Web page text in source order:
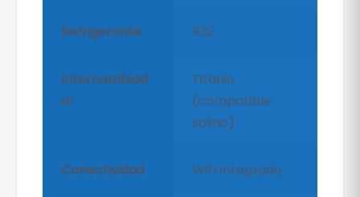
Refrigerante R32
Intercambiad
or
Titanio
(compatible
salino)
Conectividad WiFi integrado